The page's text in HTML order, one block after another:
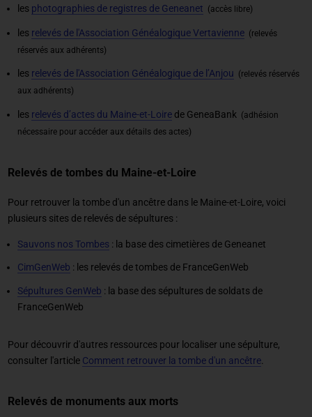
les photographies de registres de Geneanet (accès libre)
les relevés de l'Association Généalogique Vertavienne (relevés
réservés aux adhérents)
les relevés de l'Association Généalogique de l’Anjou (relevés réservés
aux adhérents)
les relevés d’actes du Maine-et-Loirede GeneaBank (adhésion
nécessaire pour accéder aux détails des actes)
Relevés de tombes du Maine-et-Loire
Pour retrouver la tombe d'un ancêtre dans le Maine-et-Loire, voici
plusieurs sites de relevés de sépultures :
Sauvons nos Tombes : la base des cimetières de Geneanet
CimGenWeb : les relevés de tombes de FranceGenWeb
Sépultures GenWeb : la base des sépultures de soldats de
FranceGenWeb
Pour découvrir d'autres ressources pour localiser une sépulture,
consulter l'article Comment retrouver la tombe d'un ancêtre.
Relevés de monuments aux morts